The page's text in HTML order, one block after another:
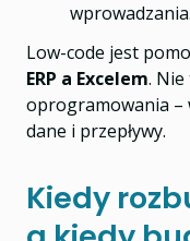
wprowadzania.
Low-code jest
ERP a Excelem.
oprogramowania –
dane i przepływy.
Kiedy